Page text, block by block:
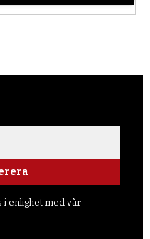
i enlighet med vår